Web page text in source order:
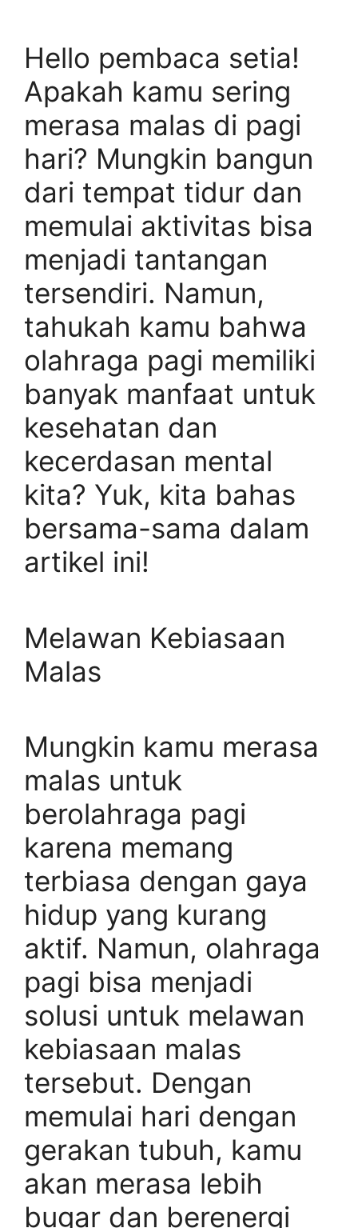
Hello pembaca setia!
Apakah kamu sering
merasa malas di pagi
hari? Mungkin bangun
dari tempat tidur dan
memulai aktivitas bisa
menjadi tantangan
tersendiri. Namun,
tahukah kamu bahwa
olahraga pagi memiliki
banyak manfaat untuk
kesehatan dan
kecerdasan mental
kita? Yuk, kita bahas
bersama-sama dalam
artikel ini!
Melawan Kebiasaan
Malas
Mungkin kamu merasa
malas untuk
berolahraga pagi
karena memang
terbiasa dengan gaya
hidup yang kurang
aktif. Namun, olahraga
pagi bisa menjadi
solusi untuk melawan
kebiasaan malas
tersebut. Dengan
memulai hari dengan
gerakan tubuh, kamu
akan merasa lebih
bugar dan berenergi